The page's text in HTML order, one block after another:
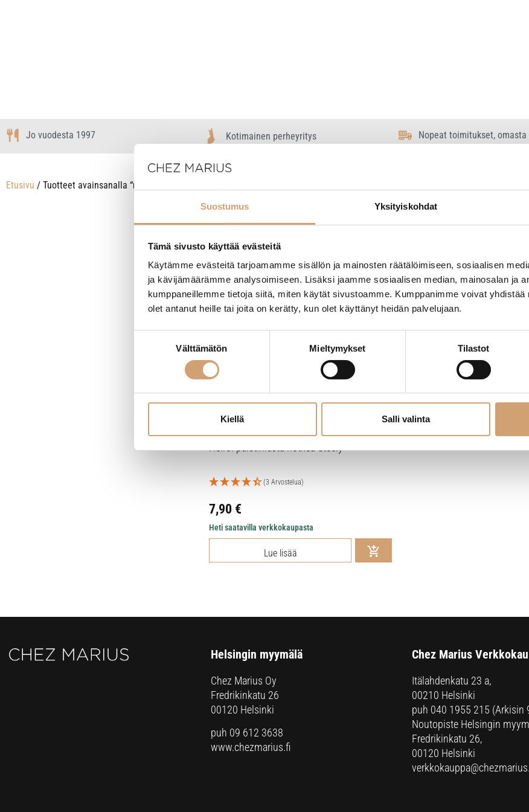
Suostumus Yksityiskohdat
Tämä sivusto käyttää evästeitä
Käytämme evästeitä tarjoamamme sisällön ja mainosten räätälöimiseen, sosiaalisen
ja kävijämäärämme analysoimiseen. Lisäksi jaamme sosiaalisen median, mainosalan ja
kumppaneillemme tietoja siitä, miten käytät sivustoamme. Kumppanimme voivat yhdistää
olet antanut heille tai joita on kerätty, kun olet käyttänyt heidän palvelujaan.
Välttämätön Mieltymykset Tilastot
Kiellä Salli valinta
Jo vuodesta 1997 Kotimainen perheyritys Nopeat toimitukset, omasta
Etusivu / Tuotteet avainsanalla “muovinen paistinlasta”
Heirol paistinlasta notkea Steely
(3 Arvostelua)
7,90 €
Heti saatavilla verkkokaupasta
Lue lisää
Helsingin myymälä
Chez Marius Oy
Fredrikinkatu 26
00120 Helsinki
puh 09 612 3638
www.chezmarius.fi
Chez Marius
Itälahdenkatu 23 a,
00210 Helsinki
puh 040 1955 215 (Arkisin
Noutopiste Helsingin
Fredrikinkatu 26,
00120 Helsinki